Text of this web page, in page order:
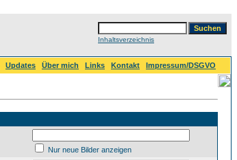
Inhaltsverzeichnis
Updates Über mich Links Kontakt
Impressum/DSGVO
Nur neue Bilder anzeigen